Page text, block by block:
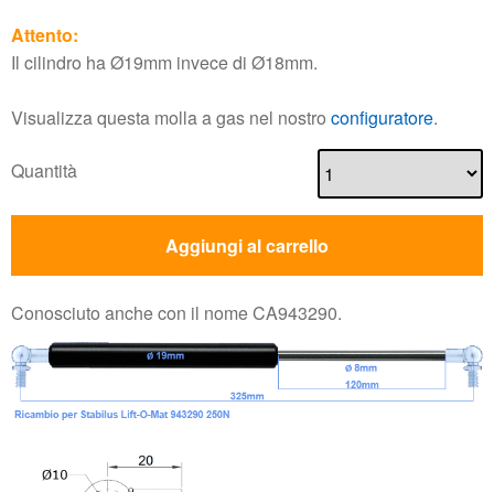
Attento:
Il cilindro ha Ø19mm invece di Ø18mm.
Visualizza questa molla a gas nel nostro configuratore.
Quantità
Aggiungi al carrello
Conosciuto anche con il nome CA943290.